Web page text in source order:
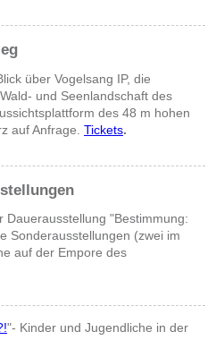
über Vogelsang IP, die
und Seenlandschaft des
des 48 m hohen
auf Anfrage. Tickets.
Dauerausstellung "Bestimmung:
Sonderausstellungen (zwei im
auf der Empore des
"- Kinder und Jugendliche in der